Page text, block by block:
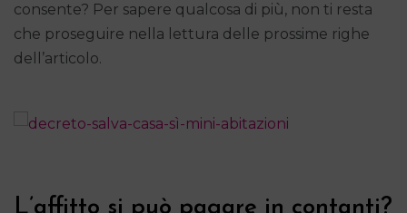
consente? Per sapere qualcosa di più, non ti resta
che proseguire nella lettura delle prossime righe
dell’articolo.
L’affitto si può pagare in contanti?